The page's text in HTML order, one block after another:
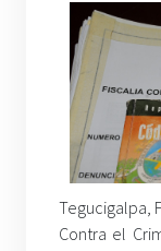
Tegucigalpa,
Contra el